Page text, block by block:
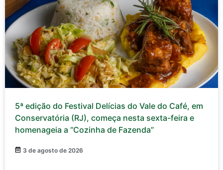
5ª edição do Festival Delícias do Vale do Café, em
Conservatória (RJ), começa nesta sexta-feira e
homenageia a “Cozinha de Fazenda”
3 de agosto de 2026